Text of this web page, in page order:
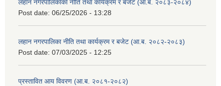
लहान नगरपालिकाका नीति तथा कार्यक्रम र बजेट (आ.ब. २०८३-२०८४)
Post date: 06/25/2026 - 13:28
लहान नगरपालिका नीति तथा कार्यक्रम र बजेट (आ.ब. २०८२-२०८३)
Post date: 07/03/2025 - 12:25
प्रस्तावित आय विवरण (आ.ब. २०८१-२०८२)